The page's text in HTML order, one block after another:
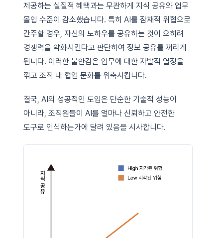
제공하는 실질적 혜택과는 무관하게 지식 공유와 업무
몰입 수준이 감소했습니다. 특히 AI를 잠재적 위협으로
간주할 경우, 자신의 노하우를 공유하는 것이 오히려
경쟁력을 약화시킨다고 판단하여 정보 공유를 꺼리게
됩니다. 이러한 불안감은 업무에 대한 자발적 열정을
꺾고 조직 내 협업 문화를 위축시킵니다.
결국, AI의 성공적인 도입은 단순한 기술적 성능이
아니라, 조직원들이 AI를 얼마나 신뢰하고 안전한
도구로 인식하는가에 달려 있음을 시사합니다.